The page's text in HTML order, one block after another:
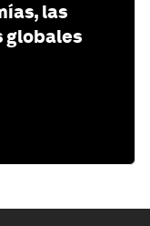
las
globales